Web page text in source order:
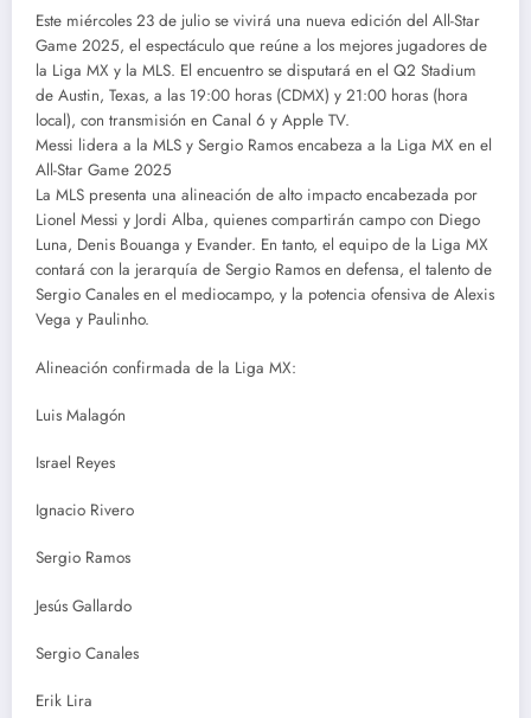
Este miércoles 23 de julio se vivirá una nueva edición del All-Star
Game 2025, el espectáculo que reúne a los mejores jugadores de
la Liga MX y la MLS. El encuentro se disputará en el Q2 Stadium
de Austin, Texas, a las 19:00 horas (CDMX) y 21:00 horas (hora
local), con transmisión en Canal 6 y Apple TV.
Messi lidera a la MLS y Sergio Ramos encabeza a la Liga MX en el
All-Star Game 2025
La MLS presenta una alineación de alto impacto encabezada por
Lionel Messi y Jordi Alba, quienes compartirán campo con Diego
Luna, Denis Bouanga y Evander. En tanto, el equipo de la Liga MX
contará con la jerarquía de Sergio Ramos en defensa, el talento de
Sergio Canales en el mediocampo, y la potencia ofensiva de Alexis
Vega y Paulinho.
Alineación confirmada de la Liga MX:
Luis Malagón
Israel Reyes
Ignacio Rivero
Sergio Ramos
Jesús Gallardo
Sergio Canales
Erik Lira